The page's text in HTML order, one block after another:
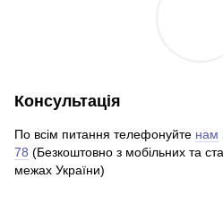
Консультація
По всім питання телефонуйте нам
78 (Безкоштовно з мобільних та
межах України)